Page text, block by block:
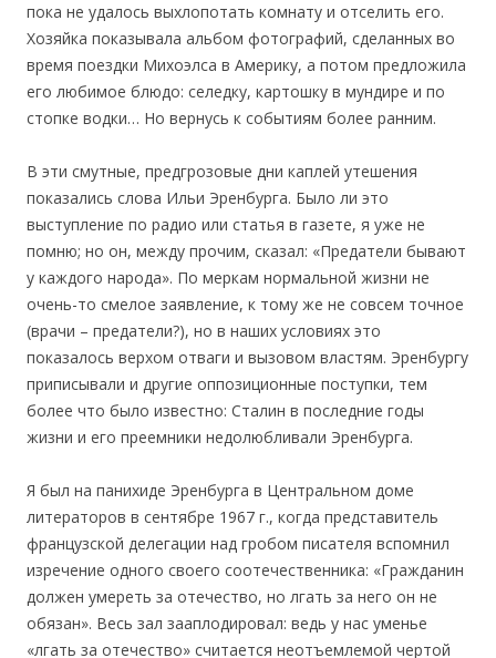
пока не удалось выхлопотать комнату и отселить его.
Хозяйка показывала альбом фотографий, сделанных во
время поездки Михоэлса в Америку, а потом предложила
его любимое блюдо: селедку, картошку в мундире и по
стопке водки… Но вернусь к событиям более ранним.
В эти смутные, предгрозовые дни каплей утешения
показались слова Ильи Эренбурга. Было ли это
выступление по радио или статья в газете, я уже не
помню; но он, между прочим, сказал: «Предатели бывают
у каждого народа». По меркам нормальной жизни не
очень-то смелое заявление, к тому же не совсем точное
(врачи – предатели?), но в наших условиях это
показалось верхом отваги и вызовом властям. Эренбургу
приписывали и другие оппозиционные поступки, тем
более что было известно: Сталин в последние годы
жизни и его преемники недолюбливали Эренбурга.
Я был на панихиде Эренбурга в Центральном доме
литераторов в сентябре 1967 г., когда представитель
французской делегации над гробом писателя вспомнил
изречение одного своего соотечественника: «Гражданин
должен умереть за отечество, но лгать за него он не
обязан». Весь зал зааплодировал: ведь у нас уменье
«лгать за отечество» считается неотъемлемой чертой